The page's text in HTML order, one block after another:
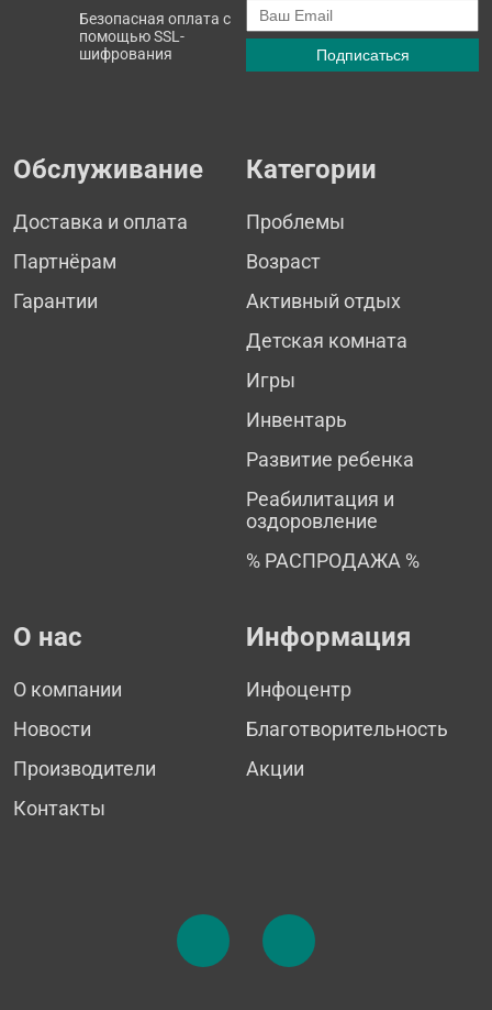
Безопасная оплата с
помощью SSL-
шифрования
Обслуживание
Доставка и оплата
Партнёрам
Гарантии
Категории
Проблемы
Возраст
Активный отдых
Детская комната
Игры
Инвентарь
Развитие ребенка
Реабилитация и
оздоровление
% РАСПРОДАЖА %
О нас
О компании
Новости
Производители
Контакты
Информация
Инфоцентр
Благотворительность
Акции